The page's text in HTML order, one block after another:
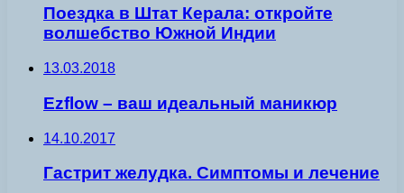
Поездка в Штат Керала: откройте
волшебство Южной Индии
13.03.2018
Ezflow – ваш идеальный маникюр
14.10.2017
Гастрит желудка. Симптомы и лечение